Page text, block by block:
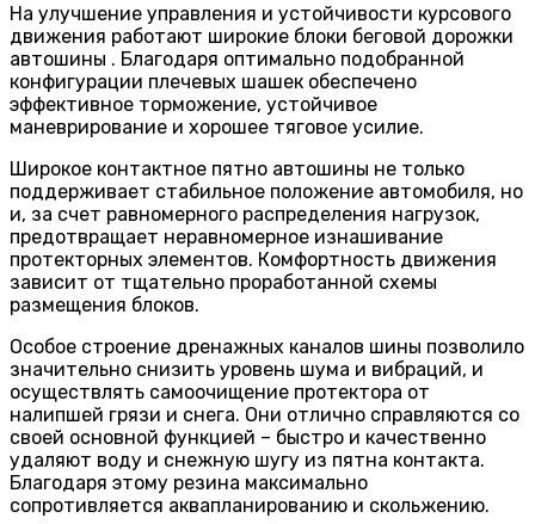
На улучшение управления и устойчивости курсового
движения работают широкие блоки беговой дорожки
автошины . Благодаря оптимально подобранной
конфигурации плечевых шашек обеспечено
эффективное торможение, устойчивое
маневрирование и хорошее тяговое усилие.
Широкое контактное пятно автошины не только
поддерживает стабильное положение автомобиля, но
и, за счет равномерного распределения нагрузок,
предотвращает неравномерное изнашивание
протекторных элементов. Комфортность движения
зависит от тщательно проработанной схемы
размещения блоков.
Особое строение дренажных каналов шины позволило
значительно снизить уровень шума и вибраций, и
осуществлять самоочищение протектора от
налипшей грязи и снега. Они отлично справляются со
своей основной функцией – быстро и качественно
удаляют воду и снежную шугу из пятна контакта.
Благодаря этому резина максимально
сопротивляется аквапланированию и скольжению.